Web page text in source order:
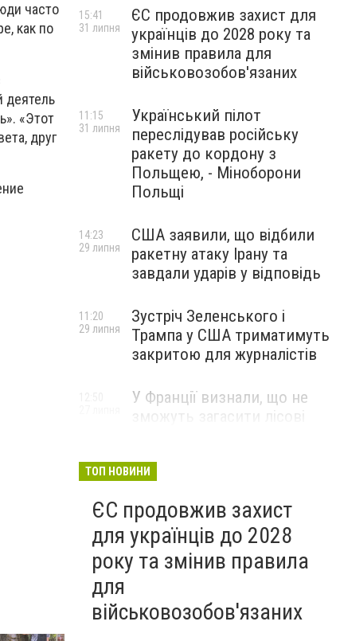
часто
как по
деятель
«Этот
друг
ЄС продовжив захист для
українців до 2028 року та
змінив правила для
військовозобов'язаних
15:41
31 липня
Український пілот
переслідував російську
ракету до кордону з
Польщею, - Міноборони
Польщі
11:15
31 липня
США заявили, що відбили
ракетну атаку Ірану та
завдали ударів у відповідь
14:23
29 липня
Зустріч Зеленського і
Трампа у США триматимуть
закритою для журналістів
11:20
29 липня
У Франції визнали, що не
ТОП НОВИНИ
ЄС продовжив захист
для українців до 2028
року та змінив правила
для
військовозобов'язаних